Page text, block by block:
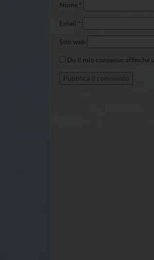
Nome *
Email *
Sito web
Do il mio consenso affinché